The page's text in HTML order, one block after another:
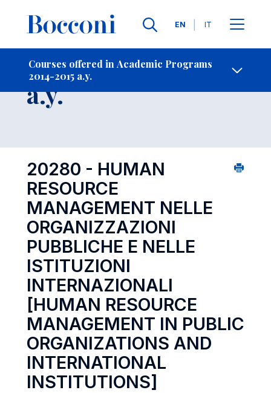
Languages
EN IT
Courses offered in Academic Programs
2014-2015 a.y.
- Contact Us
Course 2014-2015
a.y.
20280 - HUMAN
RESOURCE
MANAGEMENT NELLE
ORGANIZZAZIONI
PUBBLICHE E NELLE
ISTITUZIONI
INTERNAZIONALI
[HUMAN RESOURCE
MANAGEMENT IN PUBLIC
ORGANIZATIONS AND
INTERNATIONAL
INSTITUTIONS]